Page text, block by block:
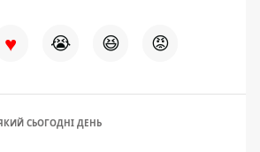
♥ 😭 😆 😡
СЬОГОДНІ ДЕНЬ